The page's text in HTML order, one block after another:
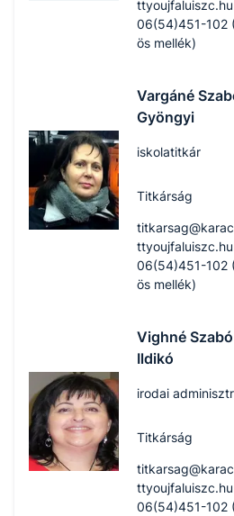
ttyoujfaluiszc.hu
06(54)451-102
ös mellék)
Vargáné
Gyöngyi
iskolatitkár
Titkárság
ttyoujfaluiszc.hu
06(54)451-102
ös mellék)
Vighné Szabó
Ildikó
irodai
Titkárság
ttyoujfaluiszc.hu
06(54)451-102